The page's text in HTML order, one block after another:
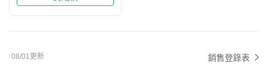
08/01更新 銷售登錄表